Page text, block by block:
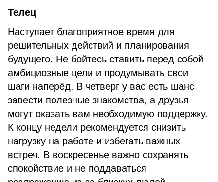
Телец
Наступает благоприятное время для
решительных действий и планирования
будущего. Не бойтесь ставить перед собой
амбициозные цели и продумывать свои
шаги наперёд. В четверг у вас есть шанс
завести полезные знакомства, а друзья
могут оказать вам необходимую поддержку.
К концу недели рекомендуется снизить
нагрузку на работе и избегать важных
встреч. В воскресенье важно сохранять
спокойствие и не поддаваться